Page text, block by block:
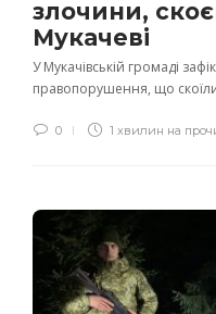
злочини,
Мукачеві
У Мукачівській громаді
правопорушення, що скоїли
0 1 хвилин на